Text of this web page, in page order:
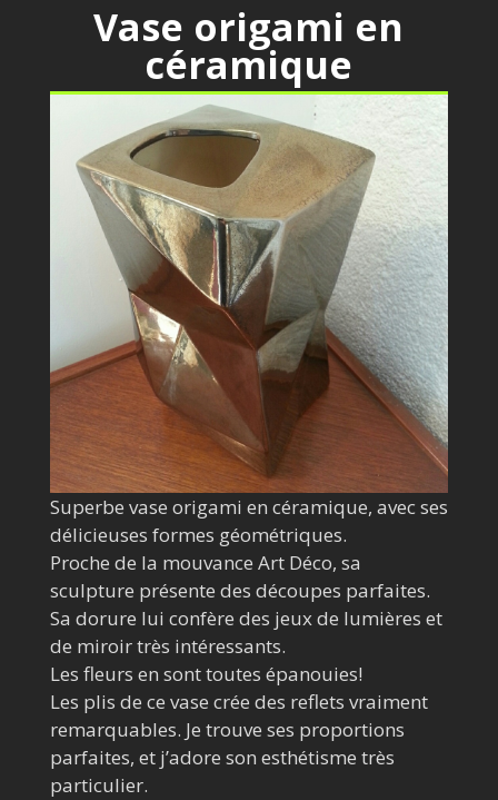
Vase origami en
céramique
Superbe vase origami en céramique, avec ses
délicieuses formes géométriques.
Proche de la mouvance Art Déco, sa
sculpture présente des découpes parfaites.
Sa dorure lui confère des jeux de lumières et
de miroir très intéressants.
Les fleurs en sont toutes épanouies!
Les plis de ce vase crée des reflets vraiment
remarquables. Je trouve ses proportions
parfaites, et j’adore son esthétisme très
particulier.